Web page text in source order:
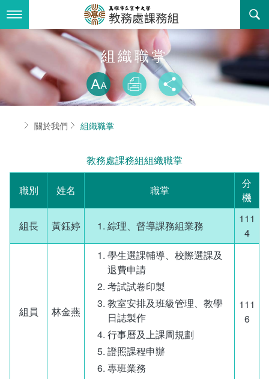
到
要
內
容
最新消息
關於我們
組織職掌
聯絡資訊
諮詢信箱
業務服務
法令規章
學期課程相關資訊
學系/中心 課程列表
課程大綱查詢
相關連結
書表下載
組織職掌
略過字型切
放大
列印 分享
首頁關於我們 組織職掌
教務處課務組組織職掌
職別 姓名 職掌
分
機
組長 黃鈺婷 綜理、督導課務組業務
111
4
組員 林金燕
學生選課輔導、校際選課及
退費申請
考試試卷印製
教室安排及班級管理、教學
日誌製作
行事曆及上課周規劃
證照課程申辦
專班業務
111
6